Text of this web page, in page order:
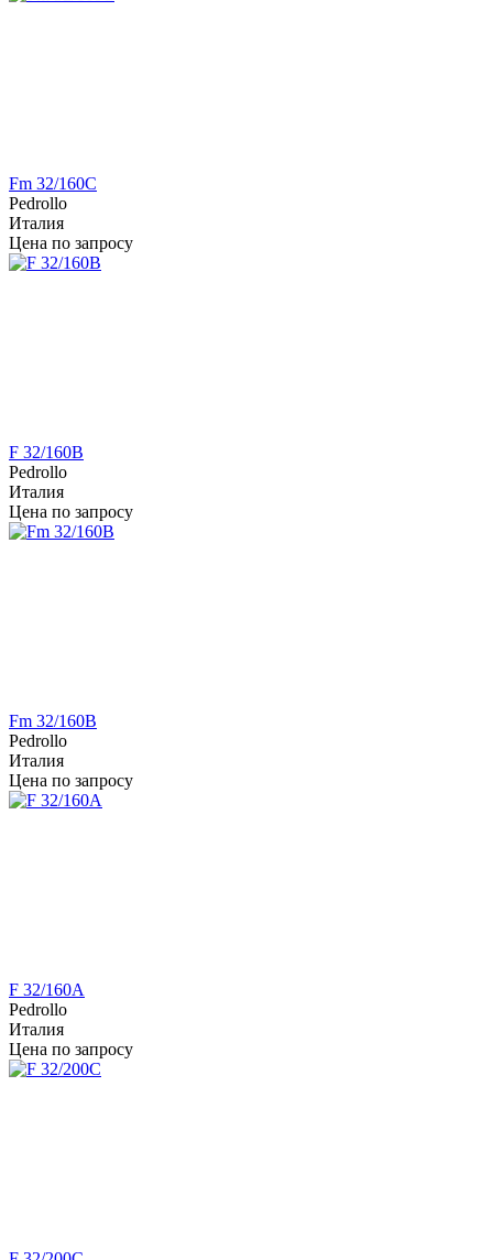
Fm 32/160C
Pedrollo
Италия
Цена по запросу
F 32/160B
Pedrollo
Италия
Цена по запросу
Fm 32/160B
Pedrollo
Италия
Цена по запросу
F 32/160A
Pedrollo
Италия
Цена по запросу